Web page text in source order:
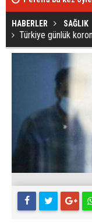
Türkiye günlük
HABERLER SAĞLIK
Türkiye günlük